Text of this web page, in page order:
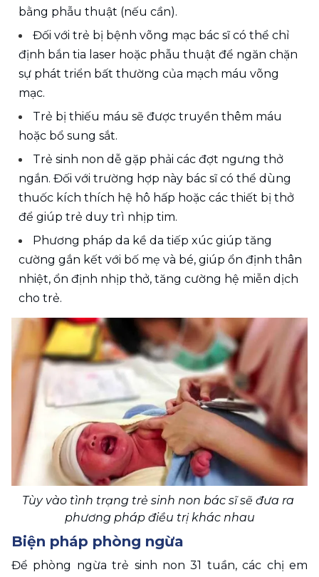
bằng phẫu thuật (nếu cần).
Đối với trẻ bị bệnh võng mạc bác sĩ có thể chỉ
định bắn tia laser hoặc phẫu thuật để ngăn chặn
sự phát triển bất thường của mạch máu võng
mạc.
Trẻ bị thiếu máu sẽ được truyền thêm máu
hoặc bổ sung sắt.
Trẻ sinh non dễ gặp phải các đợt ngưng thở
ngắn. Đối với trường hợp này bác sĩ có thể dùng
thuốc kích thích hệ hô hấp hoặc các thiết bị thở
để giúp trẻ duy trì nhịp tim.
Phương pháp da kề da tiếp xúc giúp tăng
cường gắn kết với bố mẹ và bé, giúp ổn định thân
nhiệt, ổn định nhịp thở, tăng cường hệ miễn dịch
cho trẻ.
Tùy vào tình trạng trẻ sinh non bác sĩ sẽ đưa ra
phương pháp điều trị khác nhau
Biện pháp phòng ngừa
Để phòng ngừa trẻ sinh non 31 tuần, các chị em